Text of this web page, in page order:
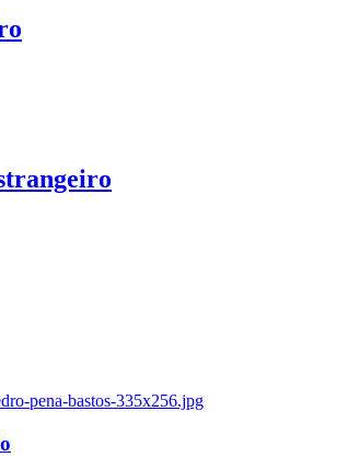
pena-bastos-335x256.jpg